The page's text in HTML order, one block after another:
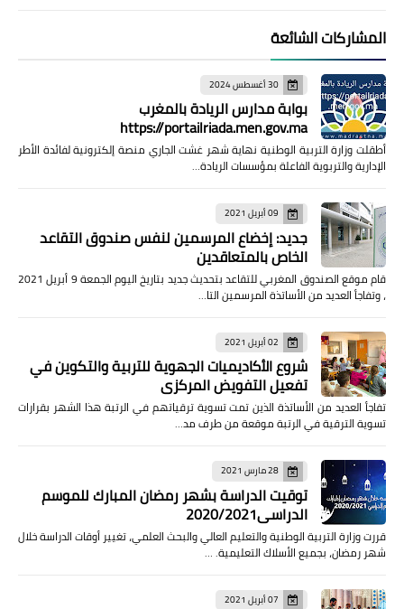
المشاركات الشائعة
30 أغسطس 2024
بوابة مدارس الريادة بالمغرب
https://portailriada.men.gov.ma
أطقلت وزارة التربية الوطنية نهاية شهر غشت الجاري منصة إلكترونية لفائدة الأطر
الإدارية والتربوية الفاعلة بمؤسسات الريادة…
09 أبريل 2021
جديد: إخضاع المرسمين لنفس صندوق التقاعد
الخاص بالمتعاقدين
قام موقع الصندوق المغربي للتقاعد بتحديث جديد بتاريخ اليوم الجمعة 9 أبريل 2021
، وتفاجأ العديد من الأساتذة المرسمين التا…
02 أبريل 2021
شروع الأكاديميات الجهوية للتربية والتكوين في
تفعيل التفويض المركزي
تفاجأ العديد من الأساتذة الذين تمت تسوية ترقياتهم في الرتبة هذا الشهر بقرارات
تسوية الترقية في الرتبة موقعة من طرف مد…
28 مارس 2021
توقيت الدراسة بشهر رمضان المبارك للموسم
الدراسي2020/2021
قررت وزارة التربية الوطنية والتعليم العالي والبحث العلمي، تغيير أوقات الدراسة خلال
شهر رمضان، بجميع الأسلاك التعليمية. …
07 أبريل 2021